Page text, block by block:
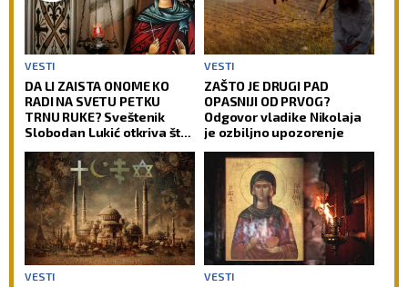
VESTI
DA LI ZAISTA ONOME KO
RADI NA SVETU PETKU
TRNU RUKE? Sveštenik
Slobodan Lukić otkriva šta
verovanja
VESTI
ZAŠTO JE DRUGI PAD
OPASNIJI OD PRVOG?
Odgovor vladike Nikolaja
je ozbiljno upozorenje
VESTI VESTI